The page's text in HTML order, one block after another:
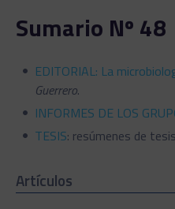
Sumario Nº 48
EDITORIAL: La
Guerrero.
INFORMES DE LOS
TESIS: resúmenes de
Artículos